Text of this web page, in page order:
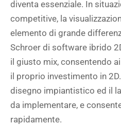
diventa essenziale. In
competitive, la
elemento di grande
Schroer di software ibrido
il giusto mix, consentendo
il proprio investimento in
disegno impiantistico ed il
da implementare, e
rapidamente.